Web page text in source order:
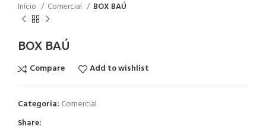
Início Comercial BOX BAÚ
BOX BAÚ
Compare
Add to wishlist
Categoria: Comercial
Share: